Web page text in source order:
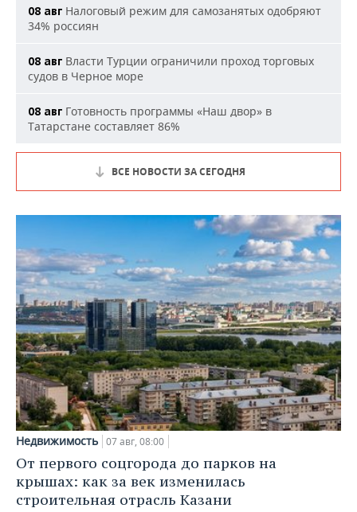
08 авг Налоговый режим для самозанятых одобряют
34% россиян
08 авг Власти Турции ограничили проход торговых
судов в Черное море
08 авг Готовность программы «Наш двор» в
Татарстане составляет 86%
ВСЕ НОВОСТИ ЗА СЕГОДНЯ
Недвижимость 07 авг, 08:00
От первого соцгорода до парков на
крышах: как за век изменилась
строительная отрасль Казани